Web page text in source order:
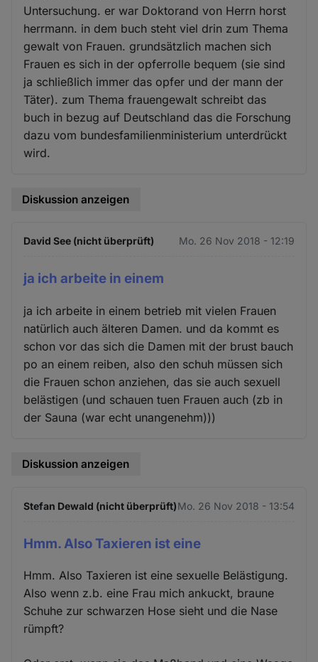
Untersuchung. er war Doktorand von Herrn horst
herrmann. in dem buch steht viel drin zum Thema
gewalt von Frauen. grundsätzlich machen sich
Frauen es sich in der opferrolle bequem (sie sind
ja schließlich immer das opfer und der mann der
Täter). zum Thema frauengewalt schreibt das
buch in bezug auf Deutschland das die Forschung
dazu vom bundesfamilienministerium unterdrückt
wird.
Diskussion anzeigen
David See (nicht überprüft) Mo. 26 Nov 2018 - 12:19
ja ich arbeite in einem
ja ich arbeite in einem betrieb mit vielen Frauen
natürlich auch älteren Damen. und da kommt es
schon vor das sich die Damen mit der brust bauch
po an einem reiben, also den schuh müssen sich
die Frauen schon anziehen, das sie auch sexuell
belästigen (und schauen tuen Frauen auch (zb in
der Sauna (war echt unangenehm)))
Diskussion anzeigen
Stefan Dewald (nicht überprüft)Mo. 26 Nov 2018 - 13:54
Hmm. Also Taxieren ist eine
Hmm. Also Taxieren ist eine sexuelle Belästigung.
Also wenn z.b. eine Frau mich ankuckt, braune
Schuhe zur schwarzen Hose sieht und die Nase
rümpft?